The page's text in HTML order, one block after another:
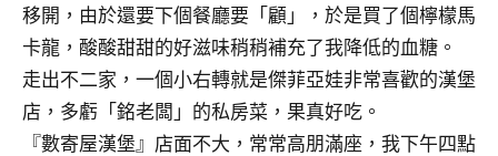
業
講
座、
部
落
移開，由於還要下個餐廳要「顧」，於是買了個檸檬馬
卡龍，酸酸甜甜的好滋味稍稍補充了我降低的血糖。
走出不二家，一個小右轉就是傑菲亞娃非常喜歡的漢堡
店，多虧「銘老闆」的私房菜，果真好吃。
『數寄屋漢堡』店面不大，常常高朋滿座，我下午四點